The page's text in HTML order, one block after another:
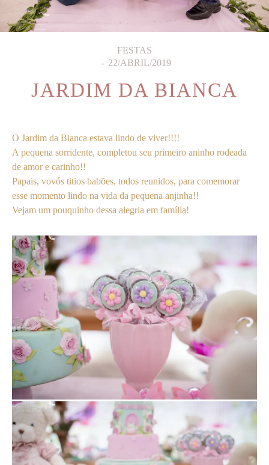
FESTAS
22/ABRIL/2019
JARDIM DA BIANCA
O Jardim da Bianca estava lindo de viver!!!!
A pequena sorridente, completou seu primeiro aninho rodeada
de amor e carinho!!
Papais, vovós titios babões, todos reunidos, para comemorar
esse momento lindo na vida da pequena anjinha!!
Vejam um pouquinho dessa alegria em família!